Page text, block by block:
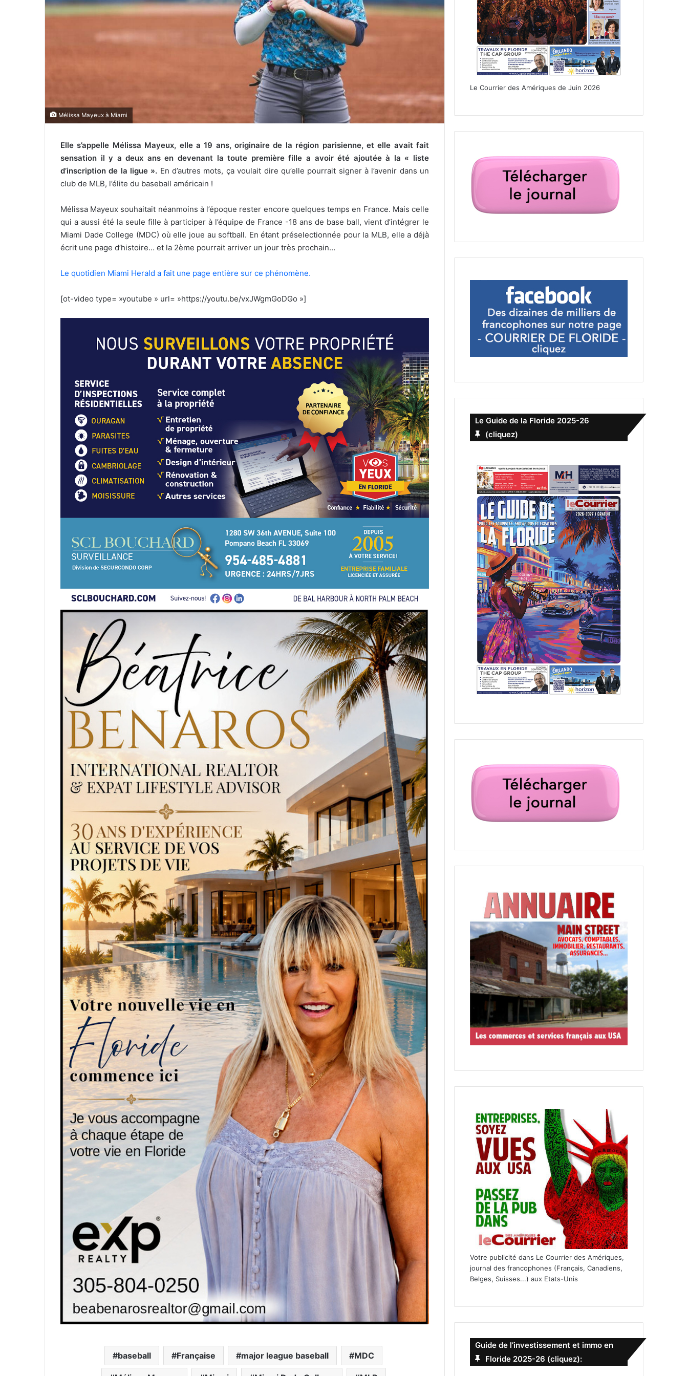
l
Mélissa Mayeux à Miami
Elle s’appelle Mélissa Mayeux, elle a 19 ans, originaire de la région parisienne, et elle avait fait
sensation il y a deux ans en devenant la toute première fille a avoir été ajoutée à la « liste
d’inscription de la ligue ». En d’autres mots, ça voulait dire qu’elle pourrait signer à l’avenir dans un
club de MLB, l’élite du baseball américain !
Mélissa Mayeux souhaitait néanmoins à l’époque rester encore quelques temps en France. Mais celle
qui a aussi été la seule fille à participer à l’équipe de France -18 ans de base ball, vient d’intégrer le
Miami Dade College (MDC) où elle joue au softball. En étant préselectionnée pour la MLB, elle a déjà
écrit une page d’histoire… et la 2ème pourrait arriver un jour très prochain…
Le quotidien Miami Herald a fait une page entière sur ce phénomène.
[ot-video type= »youtube » url= »https://youtu.be/vxJWgmGoDGo »]
baseball Française major league baseball MDC
Le Courrier des Amériques de Juin 2026
Le Guide de la Floride 2025-26
(cliquez)
Votre publicité dans Le Courrier des Amériques,
journal des francophones (Français, Canadiens,
Belges, Suisses...) aux Etats-Unis
Guide de l’investissement et immo en
Floride 2025-26 (cliquez):